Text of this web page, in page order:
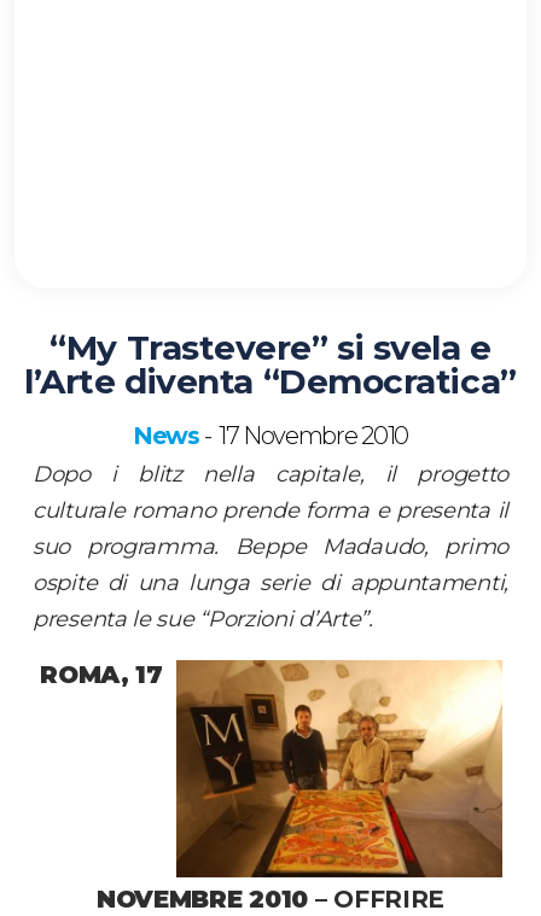
“My Trastevere” si svela e
l’Arte diventa “Democratica”
News - 17 Novembre 2010
Dopo i blitz nella capitale, il progetto
culturale romano prende forma e presenta il
suo programma.
Beppe Madaudo, primo
ospite di una lunga serie di appuntamenti,
presenta le sue “Porzioni d’Arte”.
ROMA, 17
NOVEMBRE 2010 – OFFRIRE